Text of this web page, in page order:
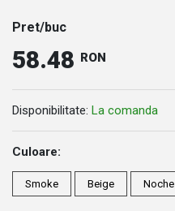
Pret/buc
58.48 RON
Disponibilitate: La comanda
Culoare:
Smoke Beige Noche